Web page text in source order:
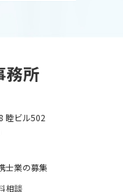
睦ビル502
士業の募集
相談